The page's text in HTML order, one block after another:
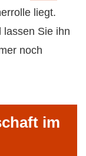
liegt.
lassen Sie ihn
noch
im